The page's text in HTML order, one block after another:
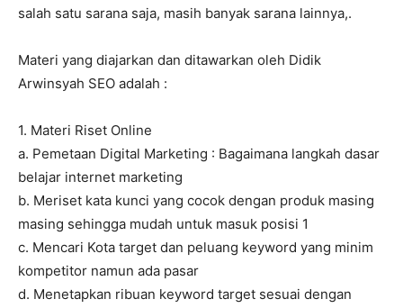
salah satu sarana saja, masih banyak sarana lainnya,.
Materi yang diajarkan dan ditawarkan oleh Didik
Arwinsyah SEO adalah :
1. Materi Riset Online
a. Pemetaan Digital Marketing : Bagaimana langkah dasar
belajar internet marketing
b. Meriset kata kunci yang cocok dengan produk masing
masing sehingga mudah untuk masuk posisi 1
c. Mencari Kota target dan peluang keyword yang minim
kompetitor namun ada pasar
d. Menetapkan ribuan keyword target sesuai dengan